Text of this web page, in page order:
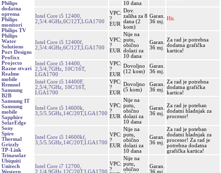
Philips
dodatna
oprema
Philips
monitori
Philips TV
Philips
Water
Solutions
Port Designs
Profixx
Projecto
Razne stvari
Realme
mobile
Renusol
Samsung
B2B
Samsung IT
Samsung
mobile
Sapphire
SolarEdge
Sony
Spire
Thermal
Grizzly
TP-Link
Trinasolar
Ubiquiti
Unitech
Western
10 dana
Intel Core i5 12400,
2,5/4.4GHz,6C/12T,LGA1700
VPC:
?
EUR
Dov.
zaliha za 8
dana (2
kom)
Garan.
36 mj.
Hit.
Intel Core i5 12400f,
2,5/4.4GHz,6C/12T,LGA1700
VPC:
?
EUR
Nije na
putu,
obično
dolazi za
10 dana
Garan.
36 mj.
Za rad je potrebna
dodatna grafička
kartica!
Intel Core i5 14400,
2,5/4,7GHz, 10C/16T,
LGA1700
VPC:
?
EUR
Dovoljno
(12 kom)
Garan.
36 mj.
Intel Core i5 14400F,
2,5/4,7GHz, 10C/16T,
LGA1700
VPC:
?
EUR
Dovoljno
(5 kom)
Garan.
36 mj.
Za rad je potrebna
dodatna grafička
kartica!
Intel Core i5 14600k,
3,5/5.5GHz,14C/20T,LGA1700
VPC:
?
EUR
Nije na
putu,
obično
dolazi za
10 dana
Garan.
36 mj.
Za rad je poteban
dodatni hladnjak za
procesor!
Intel Core i5 14600kf,
3,5/5.5GHz,14C/20T,LGA1700
VPC:
?
EUR
Nije na
putu,
obično
dolazi za
10 dana
Garan.
36 mj.
Za rad je poteban
dodatni hladnjak za
procesor! Za rad je
potrebna dodatna
grafička kartica!
Intel Core i7 12700,
2,1/4.9GHz,12C/20T,LGA1700
VPC:
?
Nije na
putu,
obično
Garan.
36 mj.